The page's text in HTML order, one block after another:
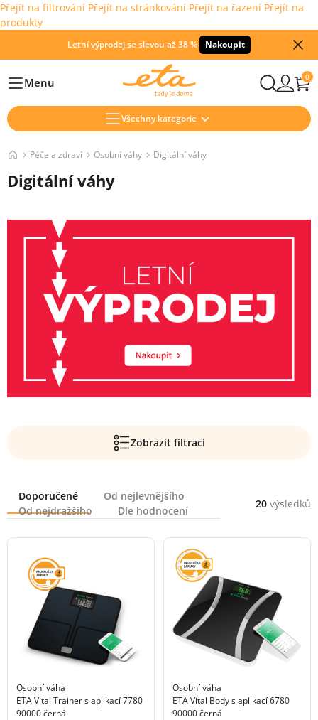
Přejít na filtrování Přejít na stránkování Přejít na řazení Přejít na
produkty
Letní výprodej se slevou až 38 % Nakoupit
HlavníMenu 0
Všechny kategorie
Péče a zdraví Osobní váhy Digitální váhy
Digitální váhy
Zobrazit filtraci
Řazení
Doporučené
Od nejlevnějšího
Od nejdražšího
Dle hodnocení
20 výsledků
Osobní váha
ETA Vital Trainer s aplikací 7780
90000 černá
Osobní váha
ETA Vital Body s aplikací 6780
90000 černá